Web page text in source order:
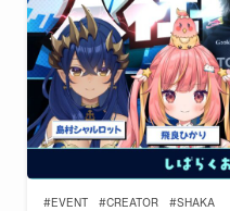
#EVENT #CREATOR #SHAKA